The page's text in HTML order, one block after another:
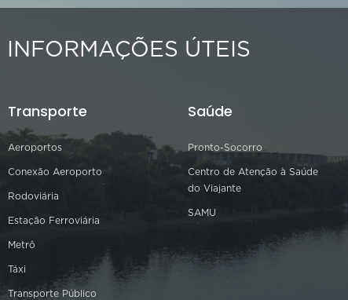
INFORMAÇÕES ÚTEIS
Transporte
Aeroportos
Conexão Aeroporto
Rodoviária
Estação Ferroviária
Metrô
Táxi
Transporte Público
Saúde
Pronto-Socorro
Centro de Atenção à Saúde
do Viajante
SAMU